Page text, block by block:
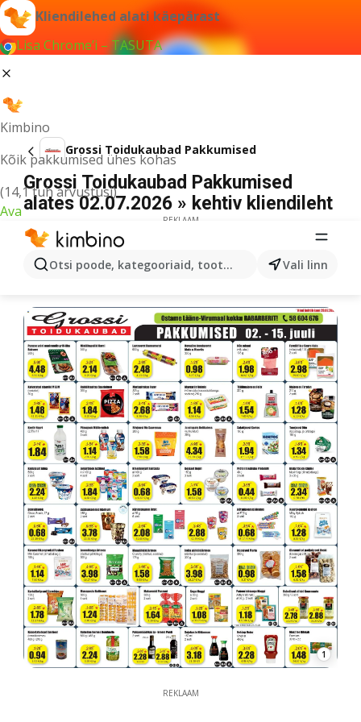
Kliendilehed alati käepärast
Lisa Chrome’i – TASUTA
Kimbino
Kõik pakkumised ühes kohas
(14,1 tuh arvustusi)
Ava
Otsi poode, kategooriaid, tooteid... Vali linn
Grossi Toidukaubad Pakkumised
Grossi Toidukaubad Pakkumised
alates 02.07.2026 » kehtiv kliendileht
REKLAAM
1
REKLAAM